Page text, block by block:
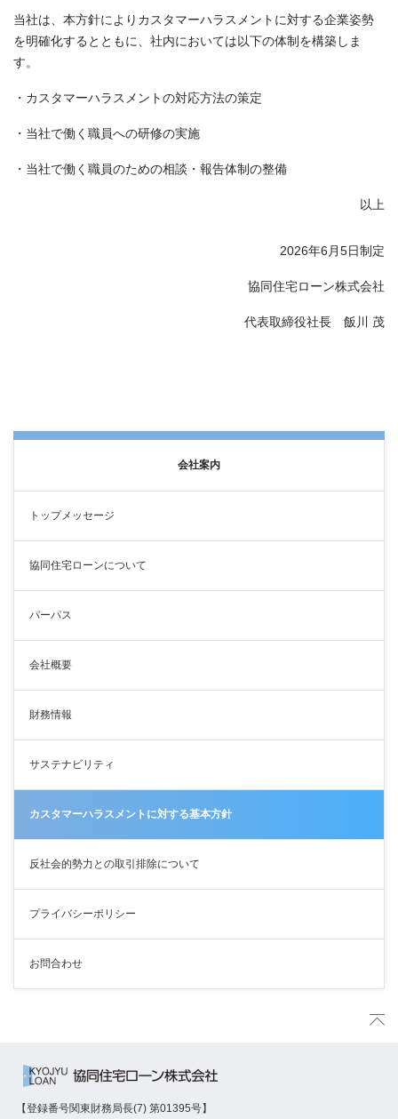
会社案内
トップメッセージ
協同住宅ローンについて
パーパス
会社概要
財務情報
サステナビリティ
カスタマーハラスメントに対する基本方針
反社会的勢力との取引排除について
プライバシーポリシー
お問合わせ
当社は、本方針によりカスタマーハラスメントに対する企業姿勢
を明確化するとともに、社内においては以下の体制を構築しま
す。
・カスタマーハラスメントの対応方法の策定
・当社で働く職員への研修の実施
・当社で働く職員のための相談・報告体制の整備
以上
2026年6月5日制定
協同住宅ローン株式会社
代表取締役社長 飯川 茂
【登録番号関東財務局長(7) 第01395号】